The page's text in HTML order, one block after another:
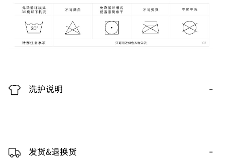
洗护说明 -
发货&退换货 -